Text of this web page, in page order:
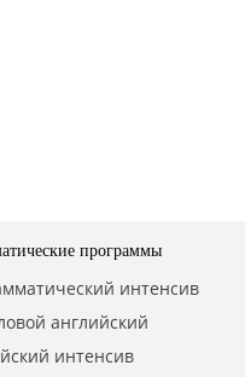
программы
интенсив
английский
интенсив